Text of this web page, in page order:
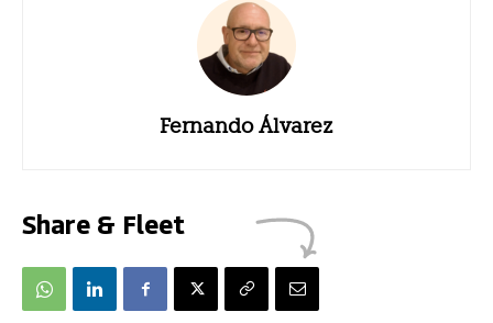
Fernando Álvarez
Share & Fleet